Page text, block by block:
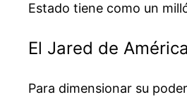
Estado tiene como un
El Jared de
Para dimensionar su